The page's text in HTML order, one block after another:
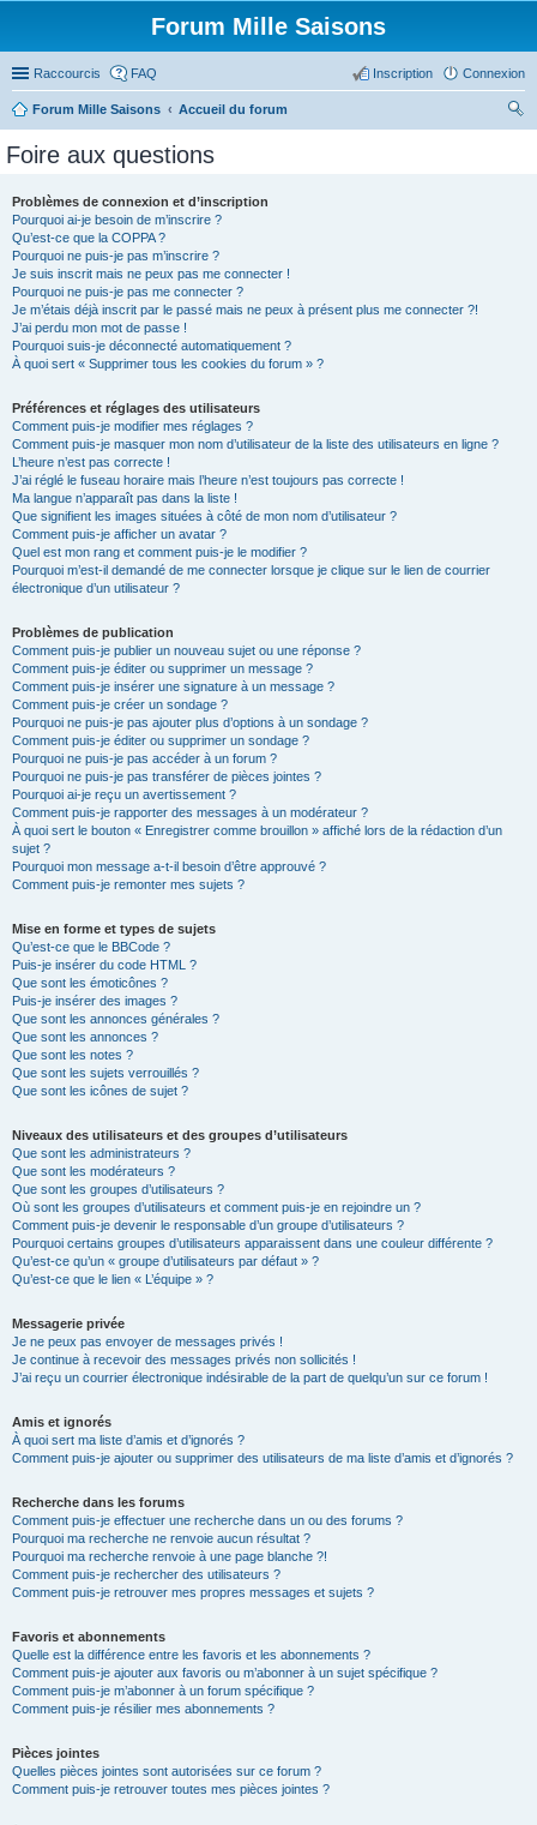
Forum Mille Saisons
Raccourcis FAQ Connexion
Inscription
Forum Mille Saisons
Accueil du forum
Foire aux questions
Problèmes de connexion et d’inscription
Pourquoi ai-je besoin de m’inscrire ?
Qu’est-ce que la COPPA ?
Pourquoi ne puis-je pas m’inscrire ?
Je suis inscrit mais ne peux pas me connecter !
Pourquoi ne puis-je pas me connecter ?
Je m’étais déjà inscrit par le passé mais ne peux à présent plus me connecter ?!
J’ai perdu mon mot de passe !
Pourquoi suis-je déconnecté automatiquement ?
À quoi sert « Supprimer tous les cookies du forum » ?
Préférences et réglages des utilisateurs
Comment puis-je modifier mes réglages ?
Comment puis-je masquer mon nom d’utilisateur de la liste des utilisateurs en ligne ?
L’heure n’est pas correcte !
J’ai réglé le fuseau horaire mais l’heure n’est toujours pas correcte !
Ma langue n’apparaît pas dans la liste !
Que signifient les images situées à côté de mon nom d’utilisateur ?
Comment puis-je afficher un avatar ?
Quel est mon rang et comment puis-je le modifier ?
Pourquoi m’est-il demandé de me connecter lorsque je clique sur le lien de courrier
électronique d’un utilisateur ?
Problèmes de publication
Comment puis-je publier un nouveau sujet ou une réponse ?
Comment puis-je éditer ou supprimer un message ?
Comment puis-je insérer une signature à un message ?
Comment puis-je créer un sondage ?
Pourquoi ne puis-je pas ajouter plus d’options à un sondage ?
Comment puis-je éditer ou supprimer un sondage ?
Pourquoi ne puis-je pas accéder à un forum ?
Pourquoi ne puis-je pas transférer de pièces jointes ?
Pourquoi ai-je reçu un avertissement ?
Comment puis-je rapporter des messages à un modérateur ?
À quoi sert le bouton « Enregistrer comme brouillon » affiché lors de la rédaction d’un
sujet ?
Pourquoi mon message a-t-il besoin d’être approuvé ?
Comment puis-je remonter mes sujets ?
Mise en forme et types de sujets
Qu’est-ce que le BBCode ?
Puis-je insérer du code HTML ?
Que sont les émoticônes ?
Puis-je insérer des images ?
Que sont les annonces générales ?
Que sont les annonces ?
Que sont les notes ?
Que sont les sujets verrouillés ?
Que sont les icônes de sujet ?
Niveaux des utilisateurs et des groupes d’utilisateurs
Que sont les administrateurs ?
Que sont les modérateurs ?
Que sont les groupes d’utilisateurs ?
Où sont les groupes d’utilisateurs et comment puis-je en rejoindre un ?
Comment puis-je devenir le responsable d’un groupe d’utilisateurs ?
Pourquoi certains groupes d’utilisateurs apparaissent dans une couleur différente ?
Qu’est-ce qu’un « groupe d’utilisateurs par défaut » ?
Qu’est-ce que le lien « L’équipe » ?
Messagerie privée
Je ne peux pas envoyer de messages privés !
Je continue à recevoir des messages privés non sollicités !
J’ai reçu un courrier électronique indésirable de la part de quelqu’un sur ce forum !
Amis et ignorés
À quoi sert ma liste d’amis et d’ignorés ?
Comment puis-je ajouter ou supprimer des utilisateurs de ma liste d’amis et d’ignorés ?
Recherche dans les forums
Comment puis-je effectuer une recherche dans un ou des forums ?
Pourquoi ma recherche ne renvoie aucun résultat ?
Pourquoi ma recherche renvoie à une page blanche ?!
Comment puis-je rechercher des utilisateurs ?
Comment puis-je retrouver mes propres messages et sujets ?
Favoris et abonnements
Quelle est la différence entre les favoris et les abonnements ?
Comment puis-je ajouter aux favoris ou m’abonner à un sujet spécifique ?
Comment puis-je m’abonner à un forum spécifique ?
Comment puis-je résilier mes abonnements ?
Pièces jointes
Quelles pièces jointes sont autorisées sur ce forum ?
Comment puis-je retrouver toutes mes pièces jointes ?